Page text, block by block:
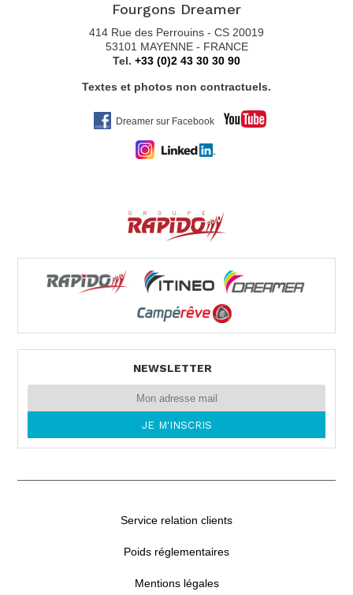
Fourgons Dreamer
414 Rue des Perrouins - CS 20019
53101 MAYENNE - FRANCE
Tel. +33 (0)2 43 30 30 90
Textes et photos non contractuels.
Dreamer sur Facebook
NEWSLETTER
Service relation clients
Poids réglementaires
Mentions légales